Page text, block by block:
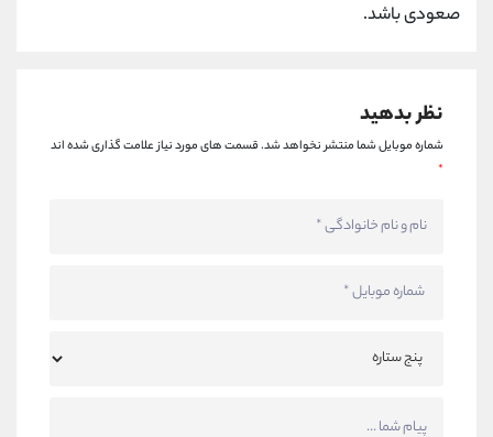
صعودی باشد.
نظر بدهید
شماره موبایل شما منتشر نخواهد شد.قسمت های مورد نیاز علامت گذاری شده اند
*